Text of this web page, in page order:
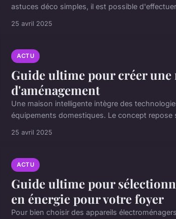
astuces déco simples, il est possible
25 avril 2025
ACTU
Guide ultime pour créer une
d'aménagement
Une maison intelligente intègre des
équipements domestiques. Le concept
25 avril 2025
ACTU
Guide ultime pour
en énergie pour votre foyer
Pour bien choisir des appareils